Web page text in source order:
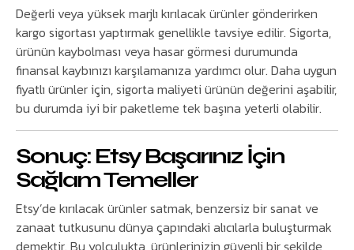
Değerli veya yüksek marjlı kırılacak ürünler gönderirken
kargo sigortası yaptırmak genellikle tavsiye edilir. Sigorta,
ürünün kaybolması veya hasar görmesi durumunda
finansal kaybınızı karşılamanıza yardımcı olur. Daha uygun
fiyatlı ürünler için, sigorta maliyeti ürünün değerini aşabilir,
bu durumda iyi bir paketleme tek başına yeterli olabilir.
Sonuç: Etsy Başarınız İçin
Sağlam Temeller
Etsy’de kırılacak ürünler satmak, benzersiz bir sanat ve
zanaat tutkusunu dünya çapındaki alıcılarla buluşturmak
demektir. Bu yolculukta, ürünlerinizin güvenli bir şekilde